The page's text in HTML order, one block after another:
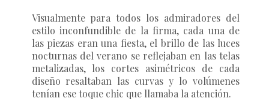
Visualmente para todos los admiradores del
estilo inconfundible de la firma, cada una de
las piezas eran una fiesta, el brillo de las luces
nocturnas del verano se reflejaban en las telas
metalizadas, los cortes asimétricos de cada
diseño resaltaban las curvas y lo volúmenes
tenían ese toque chic que llamaba la atención.